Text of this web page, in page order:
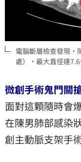
電腦斷層檢查發現，
處），最大直徑達
微創手術鬼門關
面對這顆隨時會
在陳男肺部感染
創主動脈支架手